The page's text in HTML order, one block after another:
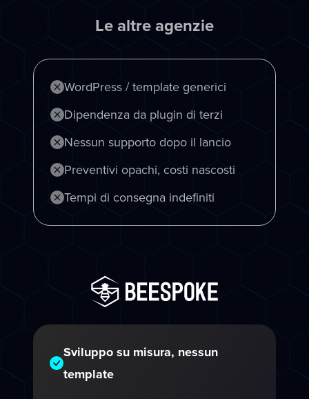
Le altre agenzie
WordPress / template generici
Dipendenza da plugin di terzi
Nessun supporto dopo il lancio
Preventivi opachi, costi nascosti
Tempi di consegna indefiniti
Sviluppo su misura, nessun
template